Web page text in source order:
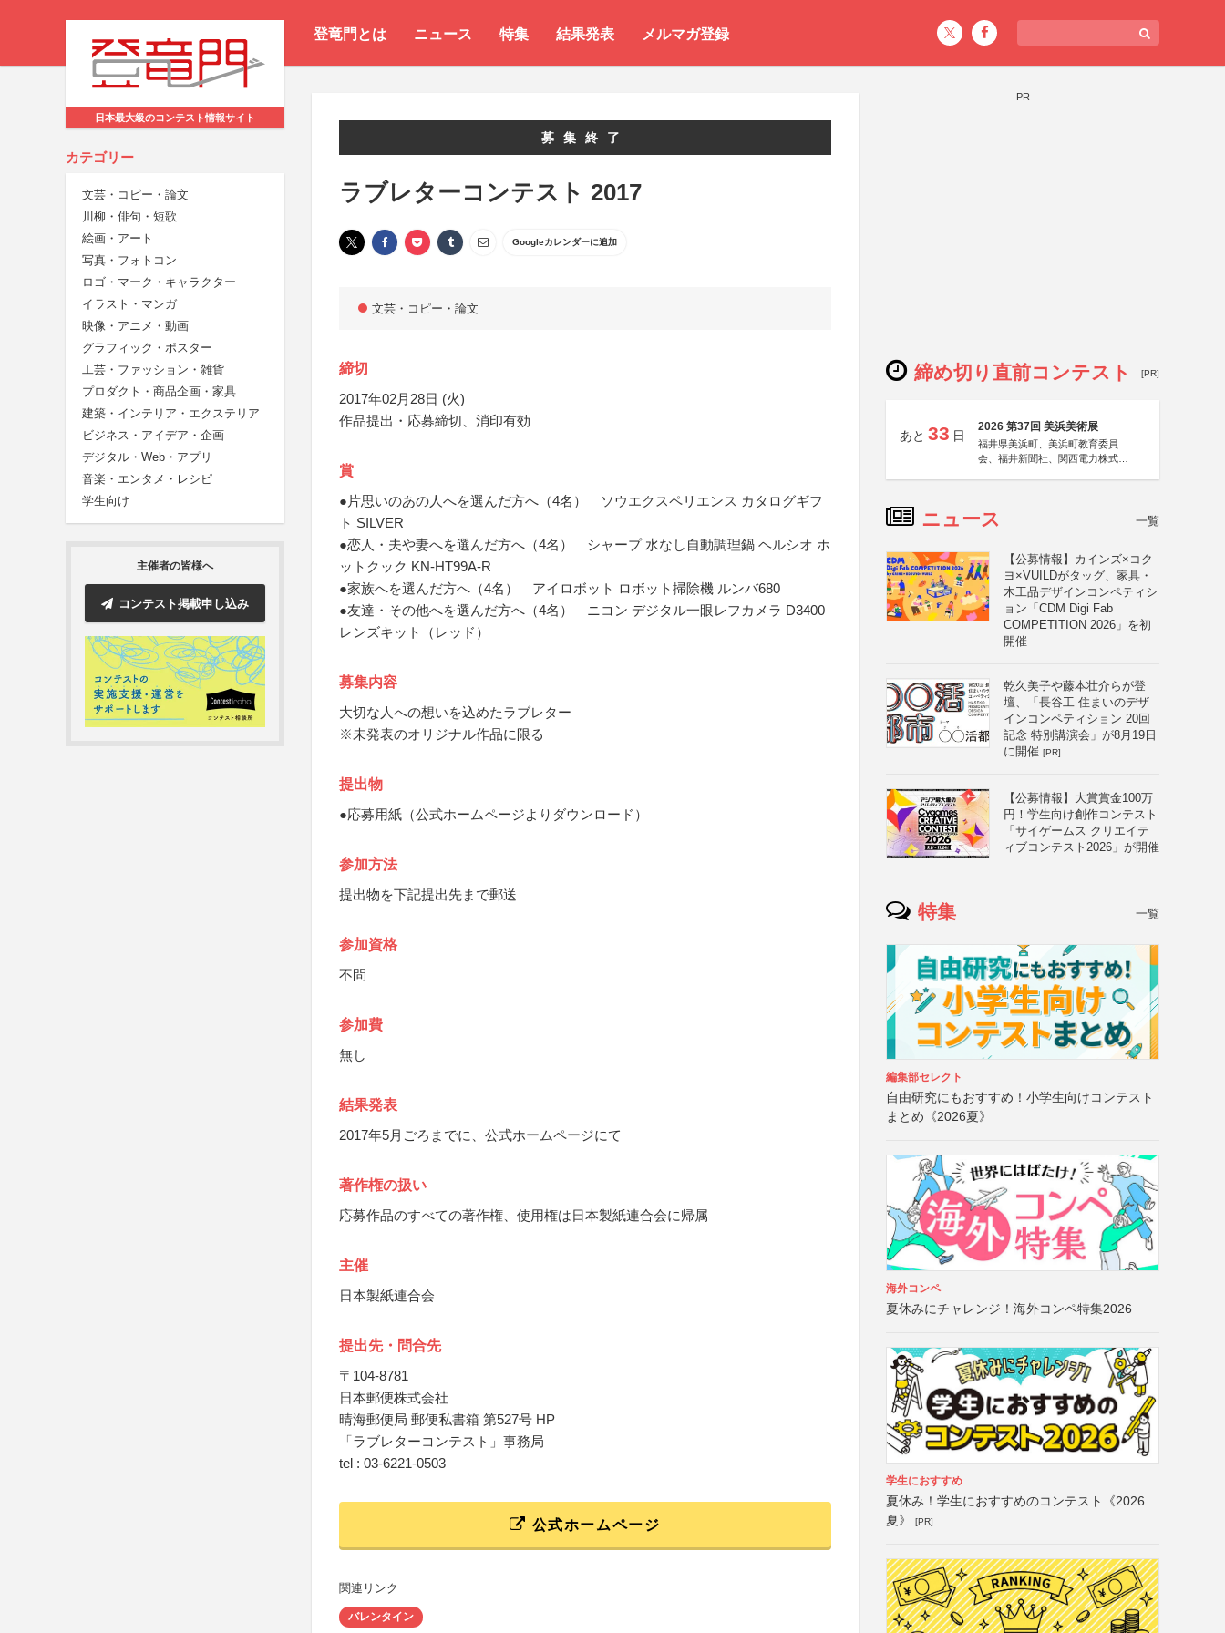
登竜門とは ニュース 特集 結果発表 メルマガ登録
日本最大級のコンテスト情報サイト
カテゴリー
文芸・コピー・論文
川柳・俳句・短歌
絵画・アート
写真・フォトコン
ロゴ・マーク・キャラクター
イラスト・マンガ
映像・アニメ・動画
グラフィック・ポスター
工芸・ファッション・雑貨
プロダクト・商品企画・家具
建築・インテリア・エクステリア
ビジネス・アイデア・企画
デジタル・Web・アプリ
音楽・エンタメ・レシピ
学生向け
主催者の皆様へ
コンテスト掲載申し込み
募集終了
ラブレターコンテスト 2017
Googleカレンダーに追加
文芸・コピー・論文
締切
2017年02月28日 (火)
作品提出・応募締切、消印有効
賞
●片思いのあの人へを選んだ方へ（4名） ソウエクスペリエンス カタログギフ
ト SILVER
●恋人・夫や妻へを選んだ方へ（4名） シャープ 水なし自動調理鍋 ヘルシオ ホ
ットクック KN-HT99A-R
●家族へを選んだ方へ（4名） アイロボット ロボット掃除機 ルンバ680
●友達・その他へを選んだ方へ（4名） ニコン デジタル一眼レフカメラ D3400
レンズキット（レッド）
募集内容
大切な人への想いを込めたラブレター
※未発表のオリジナル作品に限る
提出物
●応募用紙（公式ホームページよりダウンロード）
参加方法
提出物を下記提出先まで郵送
参加資格
不問
参加費
無し
結果発表
2017年5月ごろまでに、公式ホームページにて
著作権の扱い
応募作品のすべての著作権、使用権は日本製紙連合会に帰属
主催
日本製紙連合会
提出先・問合先
〒104-8781
日本郵便株式会社
晴海郵便局 郵便私書箱 第527号 HP
「ラブレターコンテスト」事務局
tel : 03-6221-0503
公式ホームページ
関連リンク
バレンタイン
PR
締め切り直前コンテスト [PR]
あと 33 日
2026 第37回 美浜美術展
福井県美浜町、美浜町教育委員
会、福井新聞社、関西電力株式会
ニュース 一覧
【公募情報】カインズ×コク
ヨ×VUILDがタッグ、家具・
木工品デザインコンペティシ
ョン「CDM Digi Fab
COMPETITION 2026」を初
開催
乾久美子や藤本壮介らが登
壇、「長谷工 住まいのデザ
インコンペティション 20回
記念 特別講演会」が8月19日
に開催 [PR]
【公募情報】大賞賞金100万
円！学生向け創作コンテスト
「サイゲームス クリエイテ
ィブコンテスト2026」が開催
特集 一覧
編集部セレクト
自由研究にもおすすめ！小学生向けコンテスト
まとめ《2026夏》
海外コンペ
夏休みにチャレンジ！海外コンペ特集2026
学生におすすめ
夏休み！学生におすすめのコンテスト《2026
夏》
[PR]